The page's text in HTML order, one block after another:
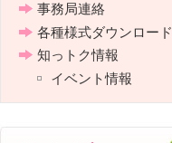
事務局連絡
各種様式ダウンロード
知っトク情報
イベント情報